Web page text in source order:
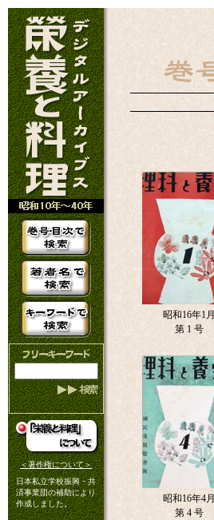
＜著作権について＞
日本私立学校振興・共
済事業団の補助により
作成しました。
昭和16年1月
第 1 号
昭和16年4月
第 4 号